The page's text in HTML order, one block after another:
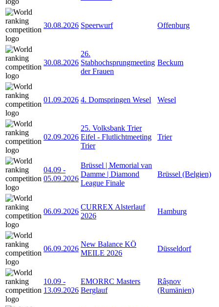
30.08.2026 Speerwurf Offenburg
30.08.2026
26.
Stabhochsprungmeeting
der Frauen
Beckum
01.09.2026 4. Domspringen Wesel Wesel
02.09.2026
25. Volksbank Trier
Eifel - Flutlichtmeeting
Trier
Trier
04.09 -
05.09.2026
Brüssel | Memorial van
Damme | Diamond
League Finale
Brüssel (Belgien)
06.09.2026
CURREX Alsterlauf
2026
Hamburg
06.09.2026
New Balance KÖ
MEILE 2026
Düsseldorf
10.09 -
13.09.2026
EMORRC Masters
Berglauf
Râșnov
(Rumänien)